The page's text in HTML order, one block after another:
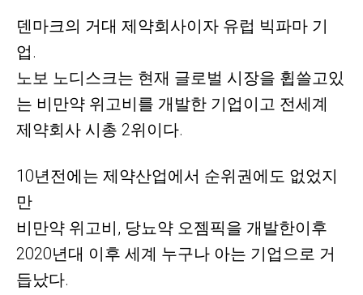
덴마크의 거대 제약회사이자 유럽 빅파마 기
업.
노보 노디스크는 현재 글로벌 시장을 휩쓸고있
는 비만약 위고비를 개발한 기업이고 전세계
제약회사 시총 2위이다.
10년전에는 제약산업에서 순위권에도 없었지
만
비만약 위고비, 당뇨약 오젬픽을 개발한이후
2020년대 이후 세계 누구나 아는 기업으로 거
듭났다.